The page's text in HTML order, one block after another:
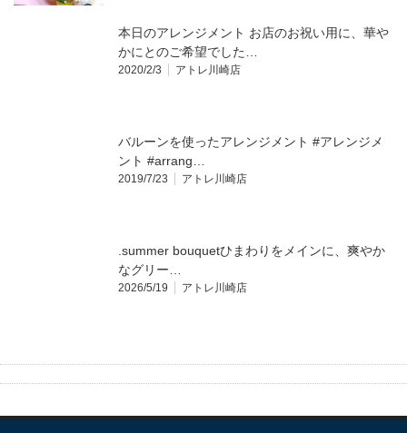
本日のアレンジメント お店のお祝い用に、華や
かにとのご希望でした…
2020/2/3 アトレ川崎店
バルーンを使ったアレンジメント #アレンジメ
ント #arrang…
2019/7/23 アトレ川崎店
.summer bouquetひまわりをメインに、爽やか
なグリー…
2026/5/19 アトレ川崎店